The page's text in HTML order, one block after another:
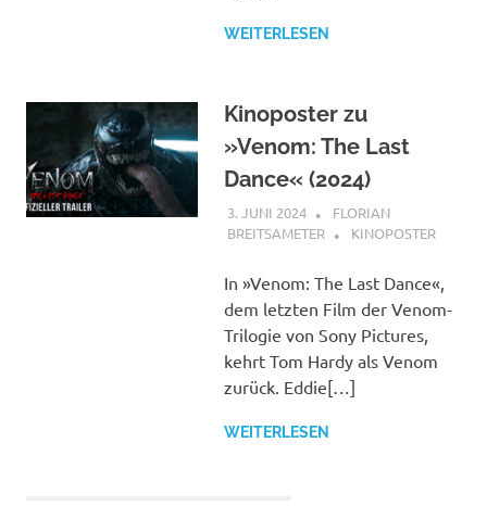
WEITERLESEN
Kinoposter zu
»Venom: The Last
Dance« (2024)
3. JUNI 2024
FLORIAN
BREITSAMETER
KINOPOSTER
In »Venom: The Last Dance«,
dem letzten Film der Venom-
Trilogie von Sony Pictures,
kehrt Tom Hardy als Venom
zurück. Eddie[…]
WEITERLESEN